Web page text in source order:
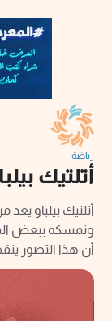
رياضة
أتلتيك
أتلتيك بيلباو
وتمسكه ببعض
أن هذا التصور